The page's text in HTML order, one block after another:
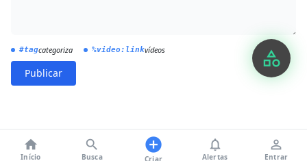
#tagcategoriza %video:linkvídeos
Publicar
home
Início
search
Busca
add_circle
Criar
notifications_none
Alertas
person_outline
Entrar
category